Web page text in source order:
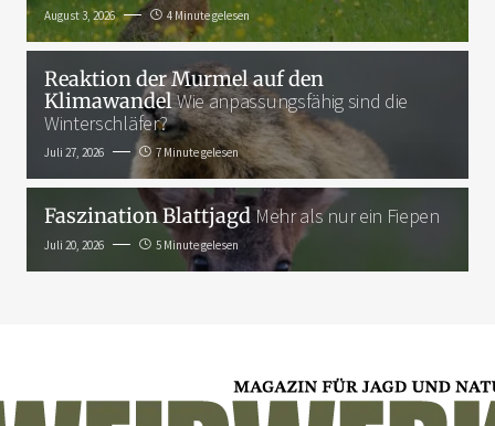
August 3, 2026 4 Minute gelesen
Reaktion der Murmel auf den
KlimawandelWie anpassungsfähig sind die
Winterschläfer?
Juli 27, 2026 7 Minute gelesen
Faszination BlattjagdMehr als nur ein Fiepen
Juli 20, 2026 5 Minute gelesen